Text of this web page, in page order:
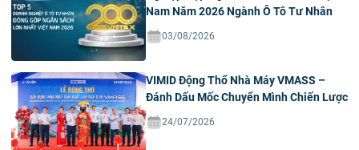
Nam Năm 2026 Ngành Ô Tô Tư Nhân
03/08/2026
VIMID Động Thổ Nhà Máy VMASS –
Đánh Dấu Mốc Chuyển Mình Chiến Lược
24/07/2026